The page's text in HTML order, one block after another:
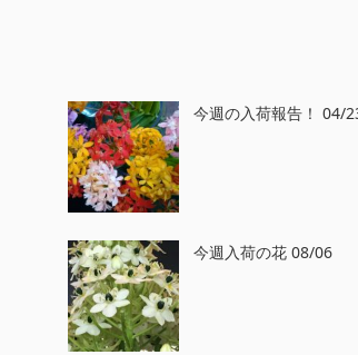
今週の入荷報告！ 04/
今週入荷の花 08/06